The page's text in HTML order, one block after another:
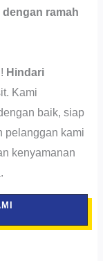
ramah
Hindari
Kami
baik, siap
pelanggan kami
kenyamanan